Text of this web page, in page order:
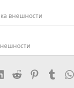
внешности
LinkedIn
Reddit Pinterest